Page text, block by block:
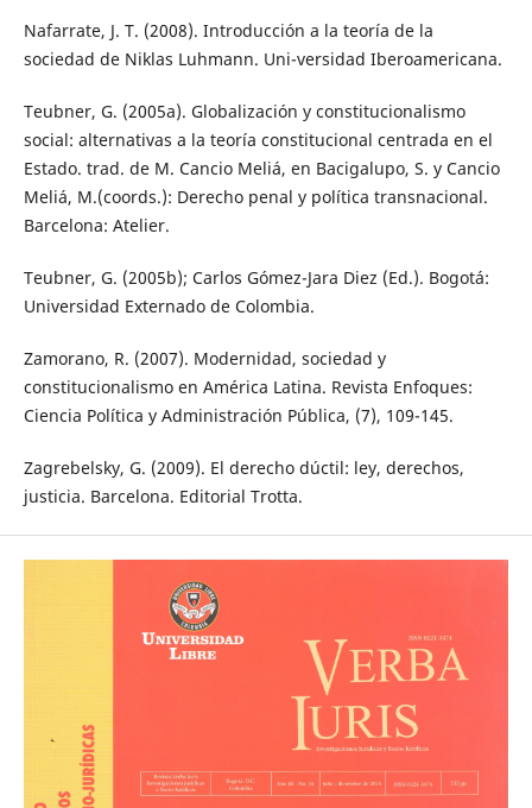
Nafarrate, J. T. (2008). Introducción a la teoría de la
sociedad de Niklas Luhmann. Uni-versidad Iberoamericana.
Teubner, G. (2005a). Globalización y constitucionalismo
social: alternativas a la teoría constitucional centrada en el
Estado. trad. de M. Cancio Meliá, en Bacigalupo, S. y Cancio
Meliá, M.(coords.): Derecho penal y política transnacional.
Barcelona: Atelier.
Teubner, G. (2005b); Carlos Gómez-Jara Diez (Ed.). Bogotá:
Universidad Externado de Colombia.
Zamorano, R. (2007). Modernidad, sociedad y
constitucionalismo en América Latina. Revista Enfoques:
Ciencia Política y Administración Pública, (7), 109-145.
Zagrebelsky, G. (2009). El derecho dúctil: ley, derechos,
justicia. Barcelona. Editorial Trotta.